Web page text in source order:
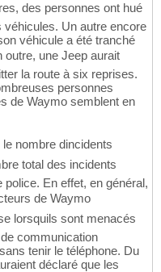
des personnes ont hué
Un autre encore
véhicule a été tranché
outre, une Jeep aurait
la route à six reprises.
personnes
de Waymo semblent en
nombre dincidents
total des incidents
En effet, en général,
de Waymo
lorsquils sont menacés
communication
tenir le téléphone. Du
déclaré que les